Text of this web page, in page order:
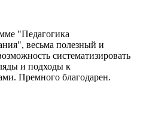
"Педагогика
весьма полезный и
систематизировать
и подходы к
Премного благодарен.